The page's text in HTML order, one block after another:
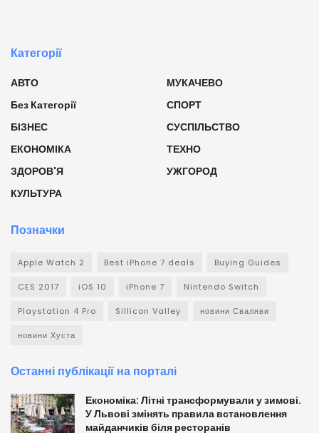
Категорії
АВТО
Без Категорії
БІЗНЕС
ЕКОНОМІКА
ЗДОРОВ'Я
КУЛЬТУРА
МУКАЧЕВО
СПОРТ
СУСПІЛЬСТВО
ТЕХНО
УЖГОРОД
Позначки
Apple Watch 2 Best iPhone 7 deals Buying Guides
CES 2017 iOS 10 iPhone 7 Nintendo Switch
Playstation 4 Pro Sillicon Valley новини Сваляви
новини Хуста
Останні публікації на порталі
Економіка: Літні трансформували у зимові.
У Львові змінять правила встановлення
майданчиків біля ресторанів